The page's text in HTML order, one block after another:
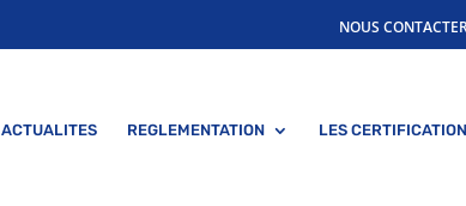
NOUS
ACTUALITES REGLEMENTATION LES